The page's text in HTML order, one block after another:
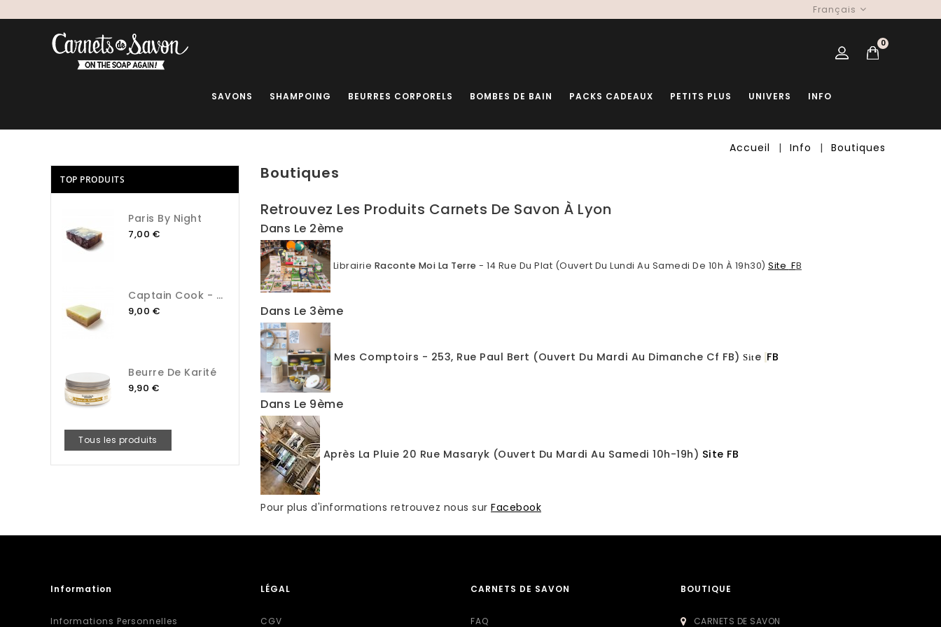
Français
0
SAVONS SHAMPOING BEURRES CORPORELS BOMBES DE BAIN PACKS CADEAUX PETITS PLUS UNIVERS INFO
Accueil Info Boutiques
TOP PRODUITS
Paris By Night
7,00 €
Captain Cook - Assainir
9,00 €
Beurre De Karité
9,90 €
Tous les produits
Boutiques
Retrouvez Les Produits Carnets De Savon À Lyon
Dans Le 2ème
Librairie Raconte Moi La Terre - 14 Rue Du Plat (Ouvert Du Lundi Au Samedi De 10h À 19h30) Site FB
Dans Le 3ème
Mes Comptoirs - 253, Rue Paul Bert (Ouvert Du Mardi Au Dimanche Cf FB) SitE FB
Dans Le 9ème
Après La Pluie 20 Rue Masaryk (Ouvert Du Mardi Au Samedi 10h-19h) Site FB
Pour plus d'informations retrouvez nous sur Facebook
Information
Informations Personnelles
LÉGAL
CGV
CARNETS DE SAVON
FAQ
BOUTIQUE
CARNETS DE SAVON